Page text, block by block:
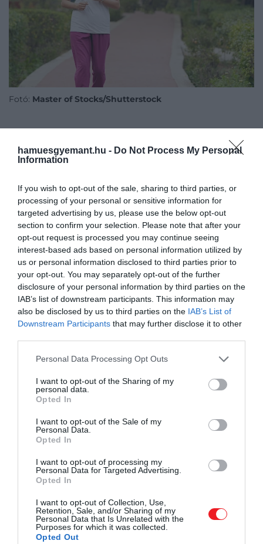
hamuesgyemant.hu - Do Not Process My Personal
Information
If you wish to opt-out of the sale, sharing to third parties, or
processing of your personal or sensitive information for
targeted advertising by us, please use the below opt-out
section to confirm your selection. Please note that after your
opt-out request is processed you may continue seeing
interest-based ads based on personal information utilized by
us or personal information disclosed to third parties prior to
your opt-out. You may separately opt-out of the further
disclosure of your personal information by third parties on the
IAB’s list of downstream participants. This information may
also be disclosed by us to third parties on the IAB’s List of
Downstream Participants that may further disclose it to other
Please note that this website/app uses one or more Google
not limited to your visit or usage behaviour. You may click to
grant or deny consent to Google and its third-party tags to
use your data for below specified purposes in below Google
consent section.
Personal Data Processing Opt Outs
I want to opt-out of the Sharing of my
personal data.
Opted In
I want to opt-out of the Sale of my
Personal Data.
Opted In
I want to opt-out of processing my
Personal Data for Targeted Advertising.
Opted In
I want to opt-out of Collection, Use,
Retention, Sale, and/or Sharing of my
Personal Data that Is Unrelated with the
Purposes for which it was collected.
Opted Out
Fotó: Master of Stocks/Shutterstock
Ezt is olvasd el!
rengeteget javíthatunk az
alvásminőségünkön
Előnyei pedig kézzelfoghatók:könnyen
hozzáférhető, nem igényel drága felszerelést, és
különösen hasznos lehet idősebbeknek,
betegeknek vagy sérülésből felépülőknek, akik
számára a magas intenzitású edzés elérhetetlennek
tűnik.
Kutatások szerint a nagyon könnyű
aktivitás is javítja a keringést, segíti a
vércukorszint szabályozását, és támogatja
a mentális jóllétet. Egy napi, lassú séta
például csökkentheti a szív- és érrendszeri
betegségek kockázatát.
A zéró zóna másik nagy előnye a
fenntarthatóság . Sokan azért adják fel az
edzéstervet, mert túl magasra tették a lécet. A
nagyon könnyű mozgás viszont könnyebben
beépül a mindennapokba, és hosszú távon jobb
alvást, jobb hangulatot és kevesebb krónikus